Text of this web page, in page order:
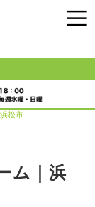
松市
ム｜浜